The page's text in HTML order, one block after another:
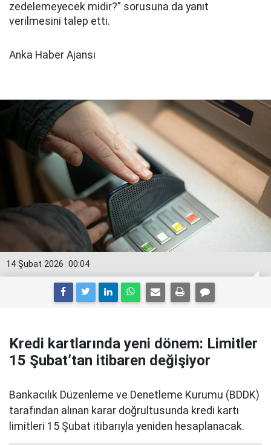
zedelemeyecek midir?” sorusuna da yanıt
verilmesini talep etti.
Anka Haber Ajansı
00:04
14 Şubat 2026
Kredi kartlarında yeni dönem: Limitler
15 Şubat’tan itibaren değişiyor
Bankacılık Düzenleme ve Denetleme Kurumu (BDDK)
tarafından alınan karar doğrultusunda kredi kartı
limitleri 15 Şubat itibarıyla yeniden hesaplanacak.